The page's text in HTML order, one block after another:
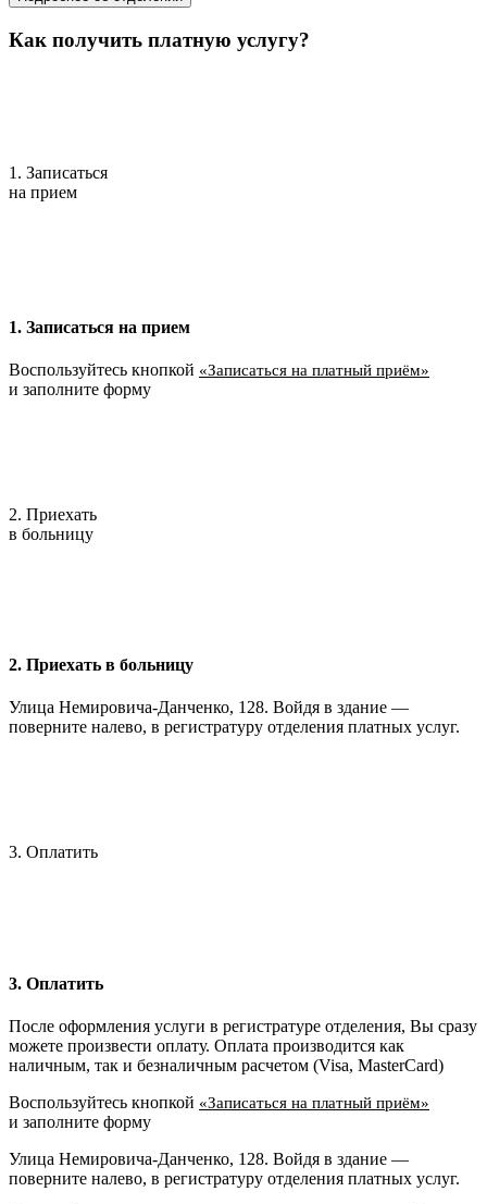
Как получить платную услугу?
1. Записаться
на прием
1. Записаться на прием
Воспользуйтесь кнопкой «Записаться на платный приём»
и заполните форму
2. Приехать
в больницу
2. Приехать в больницу
Улица Немировича-Данченко, 128. Войдя в здание —
поверните налево, в регистратуру отделения платных услуг.
3. Оплатить
3. Оплатить
После оформления услуги в регистратуре отделения, Вы сразу
можете произвести оплату. Оплата производится как
наличным, так и безналичным расчетом (Visa, MasterCard)
Воспользуйтесь кнопкой «Записаться на платный приём»
и заполните форму
Улица Немировича-Данченко, 128. Войдя в здание —
поверните налево, в регистратуру отделения платных услуг.